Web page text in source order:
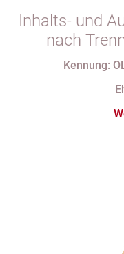
Inhalts- und
nach
Kennung: